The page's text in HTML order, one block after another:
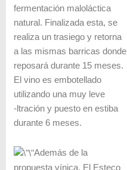
fermentación maloláctica
natural. Finalizada esta, se
realiza un trasiego y retorna
a las mismas barricas donde
reposará durante 15 meses.
El vino es embotellado
utilizando una muy leve
‑ltración y puesto en estiba
durante 6 meses.
Además de la
propuesta vínica, El Esteco